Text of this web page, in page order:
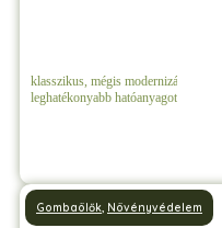
klasszikus, mégis modernizált
leghatékonyabb hatóanyagot ötvözi.
Gombaölők, Növényvédelem